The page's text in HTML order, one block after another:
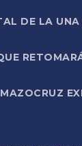
DE LA